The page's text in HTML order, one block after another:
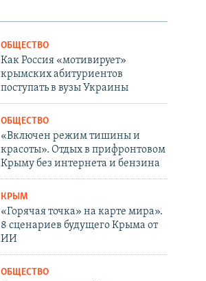
ОБЩЕСТВО
Как Россия «мотивирует»
крымских абитуриентов
поступать в вузы Украины
ОБЩЕСТВО
«Включен режим тишины и
красоты». Отдых в прифронтовом
Крыму без интернета и бензина
КРЫМ
«Горячая точка» на карте мира».
8 сценариев будущего Крыма от
ИИ
ОБЩЕСТВО